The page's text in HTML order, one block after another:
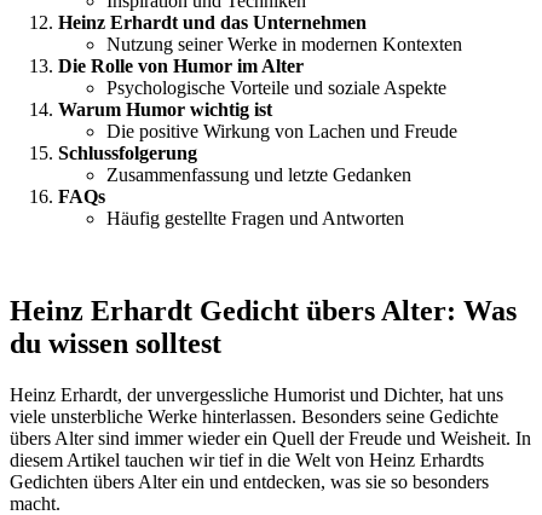
Heinz Erhardt und das Unternehmen
Nutzung seiner Werke in modernen Kontexten
Die Rolle von Humor im Alter
Psychologische Vorteile und soziale Aspekte
Warum Humor wichtig ist
Die positive Wirkung von Lachen und Freude
Schlussfolgerung
Zusammenfassung und letzte Gedanken
FAQs
Häufig gestellte Fragen und Antworten
Heinz Erhardt Gedicht übers Alter: Was
du wissen solltest
Heinz Erhardt, der unvergessliche Humorist und Dichter, hat uns
viele unsterbliche Werke hinterlassen. Besonders seine Gedichte
übers Alter sind immer wieder ein Quell der Freude und Weisheit. In
diesem Artikel tauchen wir tief in die Welt von Heinz Erhardts
Gedichten übers Alter ein und entdecken, was sie so besonders
macht.